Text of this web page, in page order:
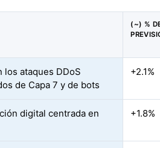
(~) %
los ataques DDoS
de Capa 7 y de bots
+2.1%
digital centrada en
+1.8%